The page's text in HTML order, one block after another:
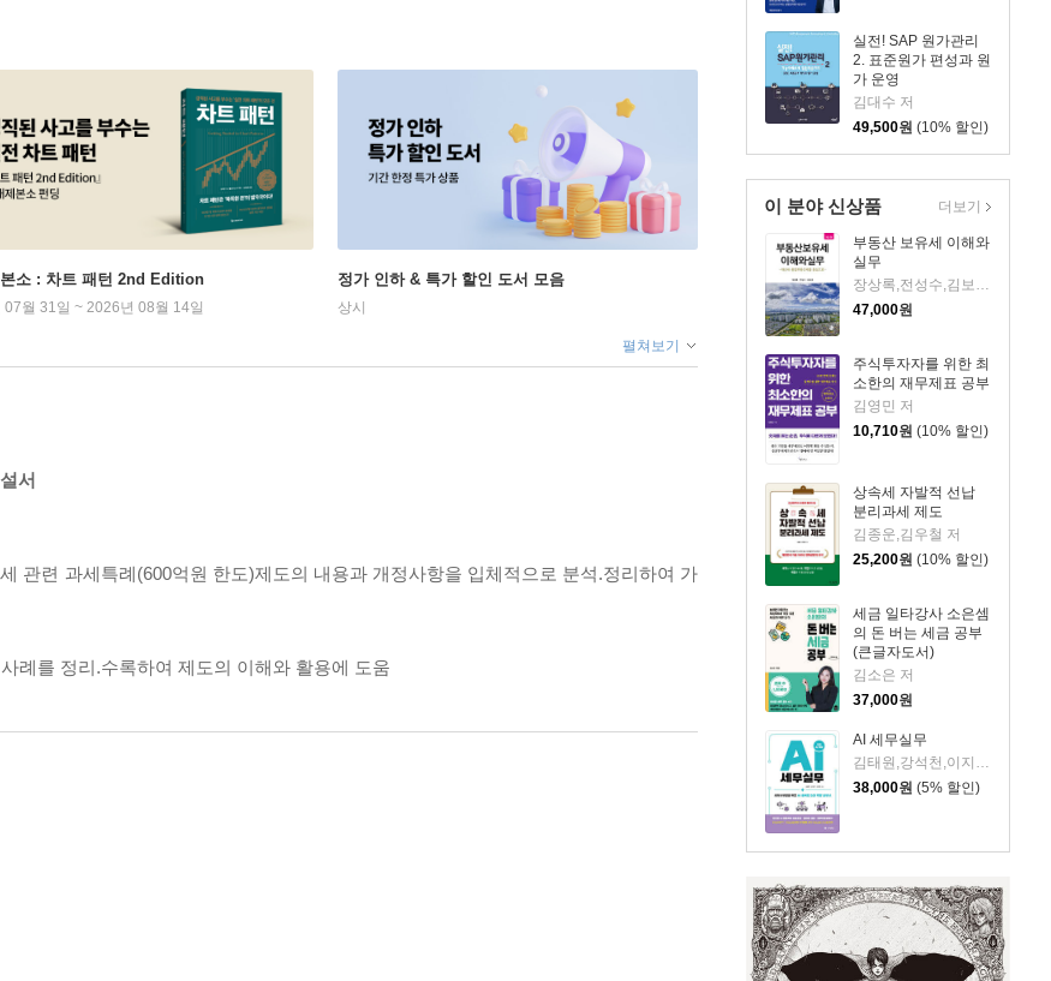
실전! SAP 원가관리
2. 표준원가 편성과 원
가 운영
김대수 저
49,500원 (10% 할인)
이 분야 신상품
부동산 보유세 이해와
실무
장상록,전성수,김보경 저
47,000원
주식투자자를 위한 최
소한의 재무제표 공부
김영민 저
10,710원 (10% 할인)
상속세 자발적 선납
분리과세 제도
김종운,김우철 저
25,200원 (10% 할인)
세금 일타강사 소은셈
의 돈 버는 세금 공부
(큰글자도서)
김소은 저
37,000원
AI 세무실무
김태원,강석천,이지영 저
38,000원 (5% 할인)
더보기
소 : 차트 패턴 2nd Edition
07월 31일 ~ 2026년 08월 14일
정가 인하 & 특가 할인 도서 모음
상시
펼쳐보기
서
관련 과세특례(600억원 한도)제도의 내용과 개정사항을 입체적으로 분석.정리하여 가
례를 정리.수록하여 제도의 이해와 활용에 도움